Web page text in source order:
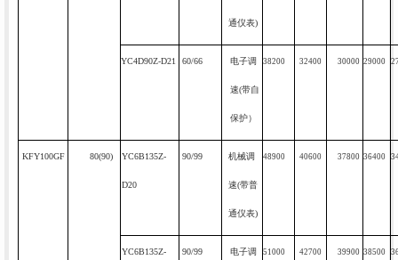
通仪表)
YC4D90Z-D21 60/66 电子调
速(带自
保护）
38200 32400 30000 29000
KFY100GF 80(90) YC6B135Z-
D20
90/99 机械调
速(带普
通仪表)
48900 40600 37800 36400
YC6B135Z- 90/99 电子调 51000 42700 39900 38500